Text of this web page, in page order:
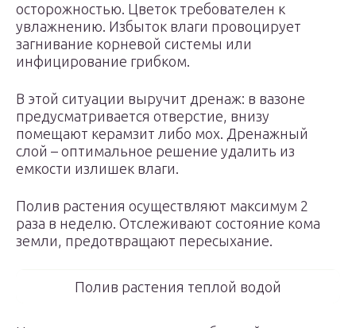
осторожностью. Цветок требователен к
увлажнению. Избыток влаги провоцирует
загнивание корневой системы или
инфицирование грибком.
В этой ситуации выручит дренаж: в вазоне
предусматривается отверстие, внизу
помещают керамзит либо мох. Дренажный
слой – оптимальное решение удалить из
емкости излишек влаги.
Полив растения осуществляют максимум 2
раза в неделю. Отслеживают состояние кома
земли, предотвращают пересыхание.
Полив растения теплой водой